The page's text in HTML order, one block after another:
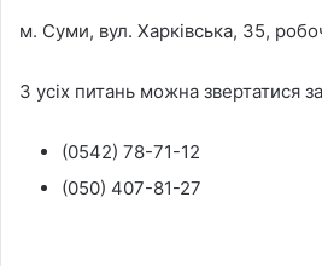
м. Суми, вул. Харківська, 35,
З усіх питань можна звертатися
(0542) 78-71-12
(050) 407-81-27